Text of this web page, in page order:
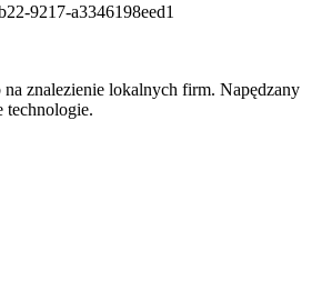
9217-a3346198eed1
na znalezienie lokalnych firm. Napędzany
technologie.